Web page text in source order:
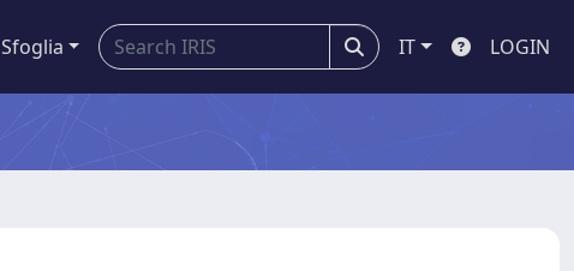
Sfoglia IT LOGIN